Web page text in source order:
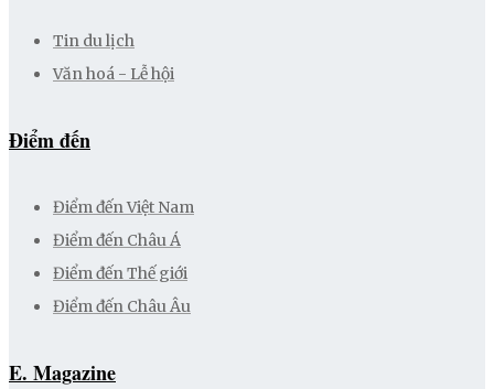
Tin du lịch
Văn hoá - Lễ hội
Điểm đến
Điểm đến Việt Nam
Điểm đến Châu Á
Điểm đến Thế giới
Điểm đến Châu Âu
E. Magazine